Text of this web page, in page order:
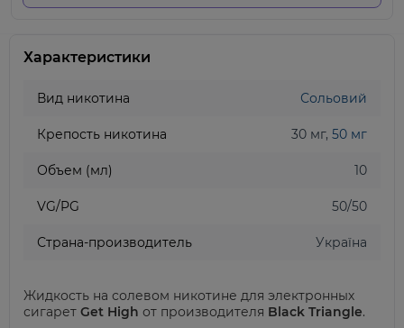
Характеристики
Вид никотина Сольовий
Крепость никотина 30 мг, 50 мг
Объем (мл) 10
VG/PG 50/50
Страна-производитель Україна
Жидкость на солевом никотине для электронных
сигарет Get High от производителя Black Triangle.